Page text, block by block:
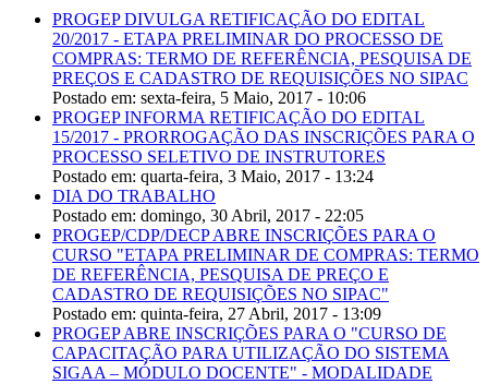
PROGEP DIVULGA RETIFICAÇÃO DO EDITAL
20/2017 - ETAPA PRELIMINAR DO PROCESSO DE
COMPRAS: TERMO DE REFERÊNCIA, PESQUISA DE
PREÇOS E CADASTRO DE REQUISIÇÕES NO SIPAC
Postado em: sexta-feira, 5 Maio, 2017 - 10:06
PROGEP INFORMA RETIFICAÇÃO DO EDITAL
15/2017 - PRORROGAÇÃO DAS INSCRIÇÕES PARA O
PROCESSO SELETIVO DE INSTRUTORES
Postado em: quarta-feira, 3 Maio, 2017 - 13:24
DIA DO TRABALHO
Postado em: domingo, 30 Abril, 2017 - 22:05
PROGEP/CDP/DECP ABRE INSCRIÇÕES PARA O
CURSO "ETAPA PRELIMINAR DE COMPRAS: TERMO
DE REFERÊNCIA, PESQUISA DE PREÇO E
CADASTRO DE REQUISIÇÕES NO SIPAC"
Postado em: quinta-feira, 27 Abril, 2017 - 13:09
PROGEP ABRE INSCRIÇÕES PARA O "CURSO DE
CAPACITAÇÃO PARA UTILIZAÇÃO DO SISTEMA
SIGAA – MÓDULO DOCENTE" - MODALIDADE